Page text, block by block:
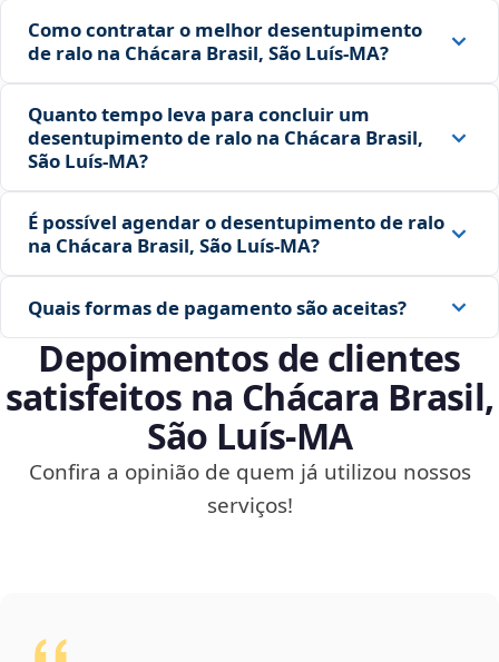
Como contratar o melhor desentupimento
de ralo na Chácara Brasil, São Luís‑MA?
Quanto tempo leva para concluir um
desentupimento de ralo na Chácara Brasil,
São Luís‑MA?
É possível agendar o desentupimento de ralo
na Chácara Brasil, São Luís‑MA?
Quais formas de pagamento são aceitas?
Depoimentos de clientes
satisfeitos na Chácara Brasil,
São Luís‑MA
Confira a opinião de quem já utilizou nossos
serviços!